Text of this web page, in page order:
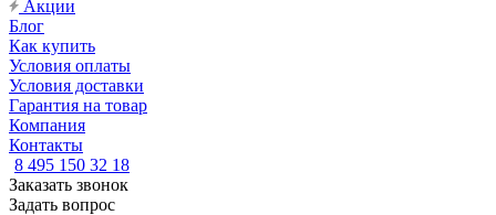
Акции
Блог
Как купить
Условия оплаты
Условия доставки
Гарантия на товар
Компания
Контакты
8 495 150 32 18
Заказать звонок
Задать вопрос